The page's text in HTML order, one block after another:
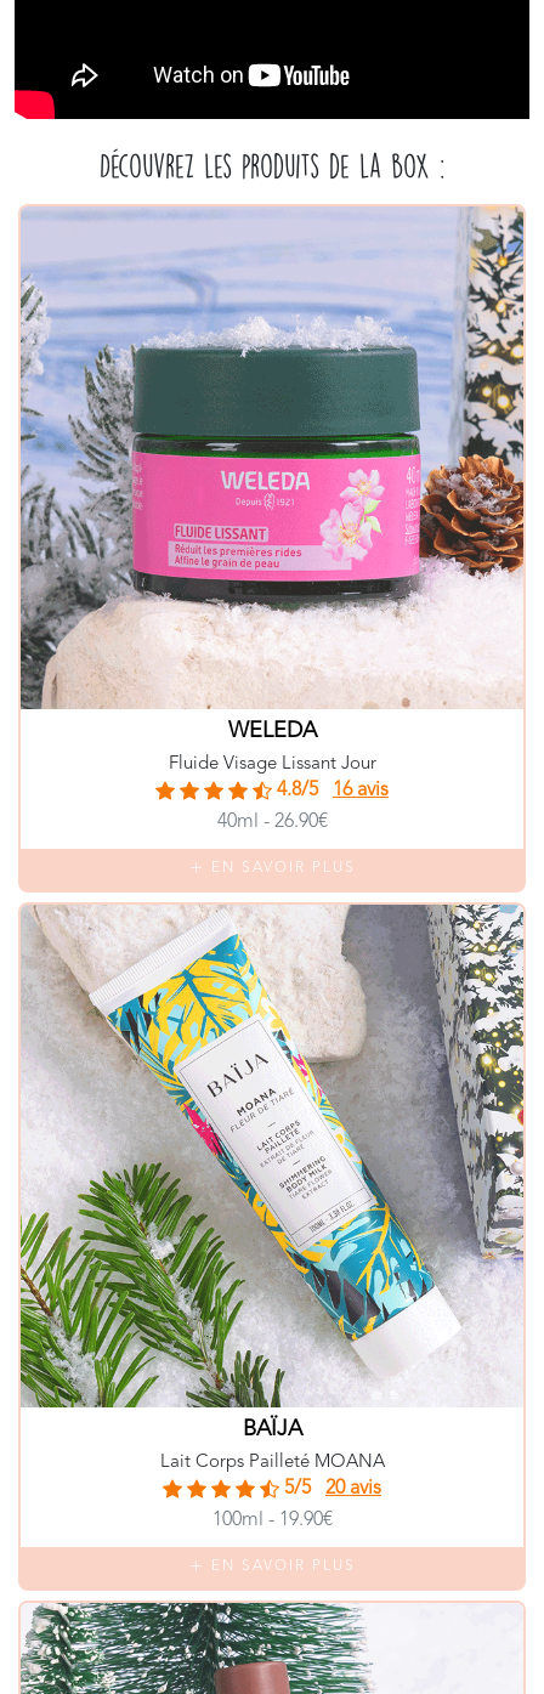
Découvrez les produits de la box :
WELEDA
Fluide Visage Lissant Jour
4.8/5
16 avis
40ml - 26.90€
EN SAVOIR PLUS
BAÏJA
Lait Corps Pailleté MOANA
5/5
20 avis
100ml - 19.90€
EN SAVOIR PLUS